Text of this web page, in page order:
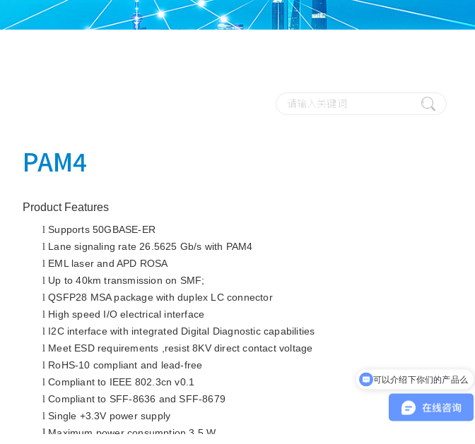
PAM4
Product Features
l Supports 50GBASE-ER
l Lane signaling rate 26.5625 Gb/s with PAM4
l EML laser and APD ROSA
l Up to 40km transmission on SMF;
l QSFP28 MSA package with duplex LC connector
l High speed I/O electrical interface
l I2C interface with integrated Digital Diagnostic capabilities
l Meet ESD requirements ,resist 8KV direct contact voltage
l RoHS-10 compliant and lead-free
l Compliant to IEEE 802.3cn v0.1
l Compliant to SFF-8636 and SFF-8679
l Single +3.3V power supply
l Maximum power consumption 3.5 W
可以介绍下你们的产品么